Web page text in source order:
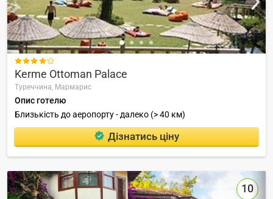

Kerme Ottoman Palace
Туреччина, Мармарис
Опис готелю
Близькість до аеропорту - далеко (> 40 км)
Дізнатись ціну
10